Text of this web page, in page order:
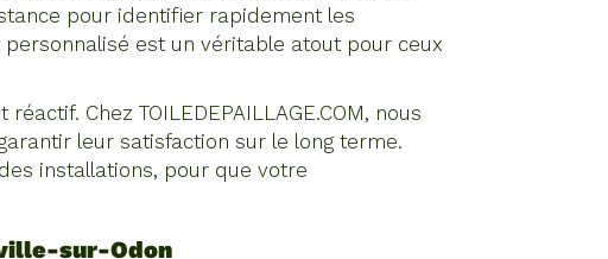
pour identifier rapidement les
est un véritable atout pour ceux
Chez TOILEDEPAILLAGE.COM, nous
leur satisfaction sur le long terme.
installations, pour que votre
sur-Odon